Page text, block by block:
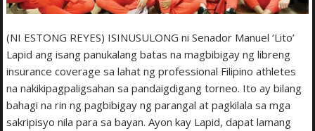
(NI ESTONG REYES) ISINUSULONG ni Senador Manuel ‘Lito’
Lapid ang isang panukalang batas na magbibigay ng libreng
insurance coverage sa lahat ng professional Filipino athletes
na nakikipagpaligsahan sa pandaigdigang torneo. Ito ay bilang
bahagi na rin ng pagbibigay ng parangal at pagkilala sa mga
sakripisyo nila para sa bayan. Ayon kay Lapid, dapat lamang